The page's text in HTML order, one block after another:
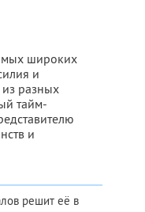
широких
и
из разных
тайм-
и
решит её в